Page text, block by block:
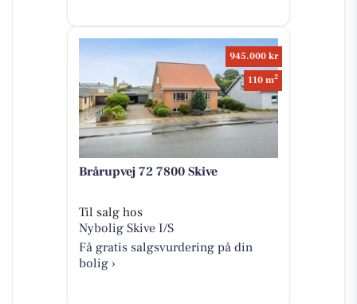
945.000 kr
110 m2
Brårupvej 72 7800 Skive
Til salg hos
Nybolig Skive I/S
Få gratis salgsvurdering på din
bolig ›